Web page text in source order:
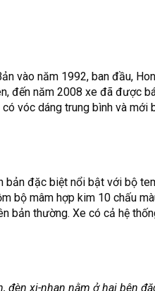
vào năm 1992, ban đầu,
đến năm 2008 xe đã được
vóc dáng trung bình và mới
bản đặc biệt nổi bật với bộ
bộ mâm hợp kim 10 chấu
bản thường. Xe có cả hệ
đèn xi-nhan nằm ở hai bên